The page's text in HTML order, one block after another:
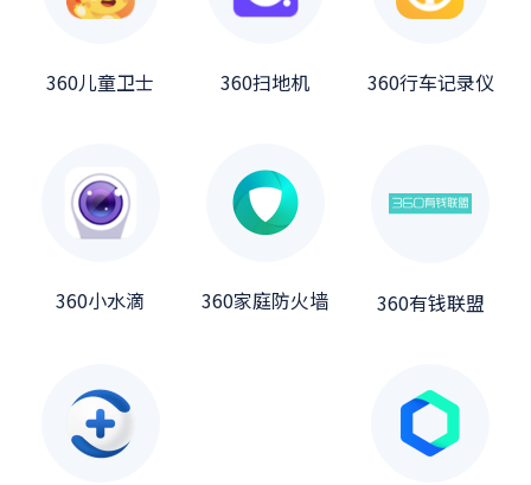
360儿童卫士 360扫地机 360行车记录仪
360小水滴 360家庭防火墙 360有钱联盟